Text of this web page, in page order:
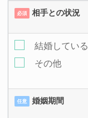
必須 相手との状況
結婚している
その他
任意 婚姻期間